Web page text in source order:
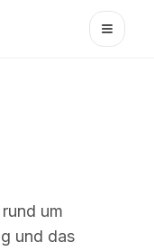
um
und das